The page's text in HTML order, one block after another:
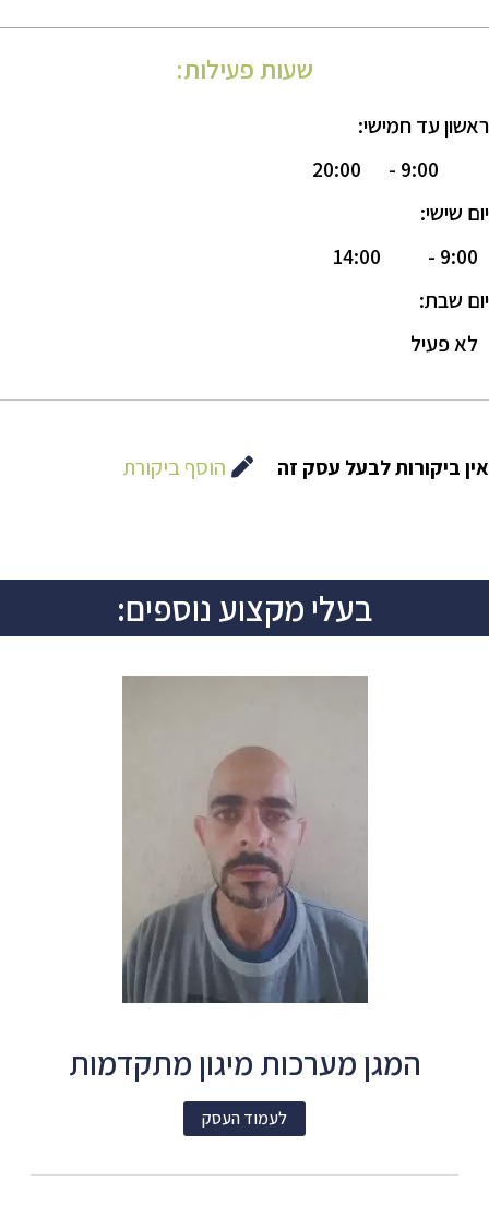
שעות פעילות:
ראשון עד חמישי:
9:00 -
20:00
יום שישי:
9:00 -
14:00
יום שבת:
לא פעיל
אין ביקורות לבעל עסק זה הוסף ביקורת
בעלי מקצוע נוספים:
המגן מערכות מיגון מתקדמות
לעמוד העסק